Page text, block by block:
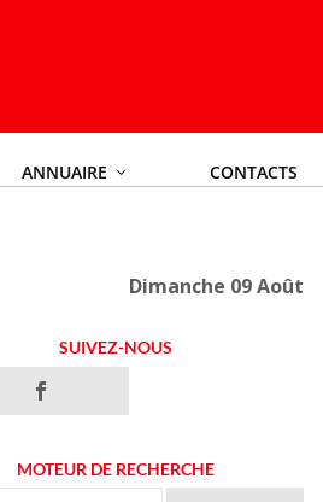
ANNUAIRE CONTACTS
Dimanche 09 Août
SUIVEZ-NOUS
MOTEUR DE RECHERCHE